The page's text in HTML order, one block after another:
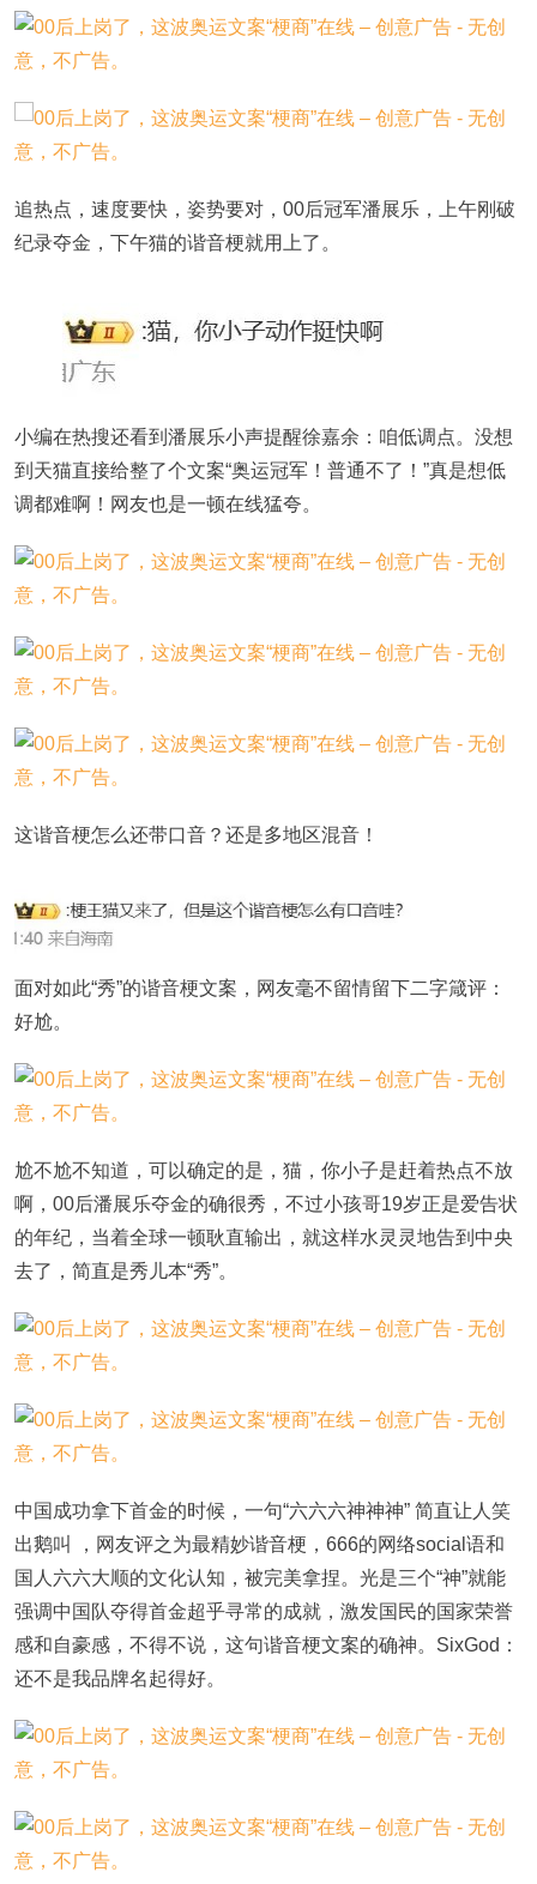
追热点，速度要快，姿势要对，00后冠军潘展乐，上午刚破
纪录夺金，下午猫的谐音梗就用上了。
小编在热搜还看到潘展乐小声提醒徐嘉余：咱低调点。没想
到天猫直接给整了个文案“奥运冠军！普通不了！”真是想低
调都难啊！网友也是一顿在线猛夸。
这谐音梗怎么还带口音？还是多地区混音！
面对如此“秀”的谐音梗文案，网友毫不留情留下二字箴评：
好尬。
尬不尬不知道，可以确定的是，猫，你小子是赶着热点不放
啊，00后潘展乐夺金的确很秀，不过小孩哥19岁正是爱告状
的年纪，当着全球一顿耿直输出，就这样水灵灵地告到中央
去了，简直是秀儿本“秀”。
中国成功拿下首金的时候，一句“六六六神神神” 简直让人笑
出鹅叫 ，网友评之为最精妙谐音梗，666的网络social语和
国人六六大顺的文化认知，被完美拿捏。光是三个“神”就能
强调中国队夺得首金超乎寻常的成就，激发国民的国家荣誉
感和自豪感，不得不说，这句谐音梗文案的确神。SixGod：
还不是我品牌名起得好。